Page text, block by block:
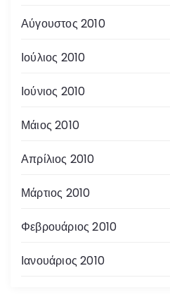
Αύγουστος 2010
Ιούλιος 2010
Ιούνιος 2010
Μάιος 2010
Απρίλιος 2010
Μάρτιος 2010
Φεβρουάριος 2010
Ιανουάριος 2010